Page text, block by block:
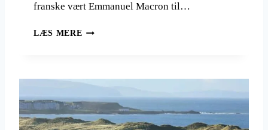
N
E
G
O
L
franske vært Emmanuel Macron til…
LÆS MERE É
N
E